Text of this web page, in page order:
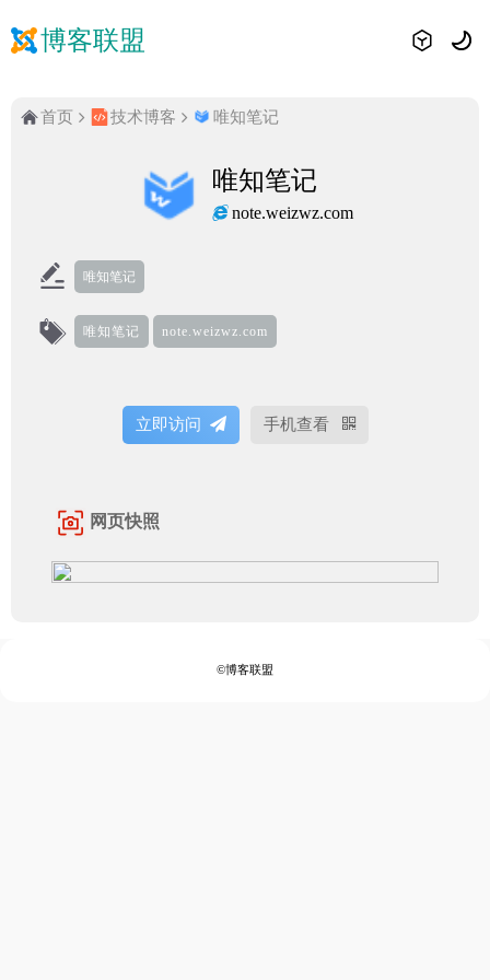
博客联盟
首页 技术博客 唯知笔记
唯知笔记
note.weizwz.com
唯知笔记
唯知笔记 note.weizwz.com
立即访问 手机查看
网页快照
©博客联盟